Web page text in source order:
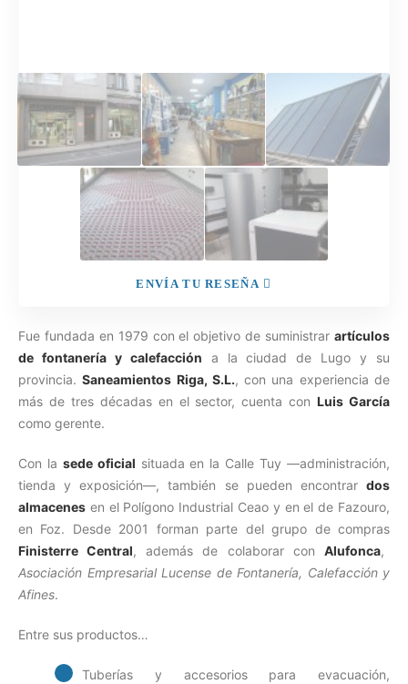
ENVÍA TU RESEÑA
Fue fundada en 1979 con el objetivo de suministrar artículos
de fontanería y calefacción a la ciudad de Lugo y su
provincia.Saneamientos Riga, S.L., con una experiencia de
más de tres décadas en el sector, cuenta conLuis García
como gerente.
Con la sede oficial situada en la Calle Tuy —administración,
tienda y exposición—, también se pueden encontrar dos
almacenes en el Polígono Industrial Ceao y en el de Fazouro,
en Foz. Desde 2001 forman parte del grupo de compras
Finisterre Central, además de colaborar con Alufonca,
Asociación Empresarial Lucense de Fontanería, Calefacción y
Afines.
Entre sus productos…
Tuberías y accesorios para evacuación,